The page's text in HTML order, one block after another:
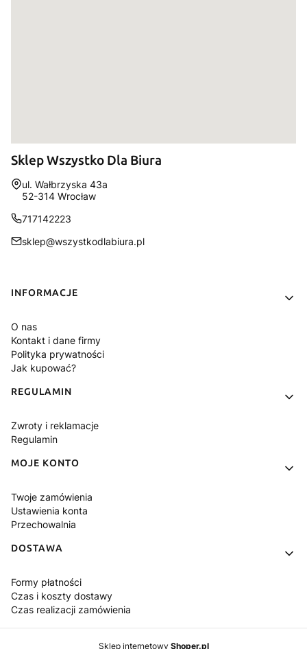
Sklep Wszystko Dla Biura
Adres:
ul. Wałbrzyska 43a
52-314 Wrocław
717142223
sklep@wszystkodlabiura.pl
Linki w stopce
INFORMACJE
O nas
Kontakt i dane firmy
Polityka prywatności
Jak kupować?
REGULAMIN
Zwroty i reklamacje
Regulamin
MOJE KONTO
Twoje zamówienia
Ustawienia konta
Przechowalnia
DOSTAWA
Formy płatności
Czas i koszty dostawy
Czas realizacji zamówienia
Sklep internetowy Shoper.pl